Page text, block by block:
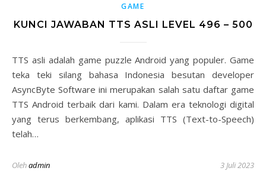
GAME
KUNCI JAWABAN TTS ASLI LEVEL 496 – 500
TTS asli adalah game puzzle Android yang populer. Game
teka teki silang bahasa Indonesia besutan developer
AsyncByte Software ini merupakan salah satu daftar game
TTS Android terbaik dari kami. Dalam era teknologi digital
yang terus berkembang, aplikasi TTS (Text-to-Speech)
telah…
Olehadmin 3 Juli 2023